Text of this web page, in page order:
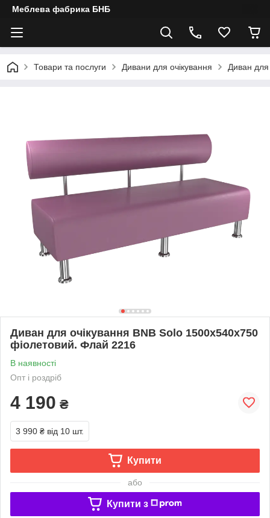
Меблева фабрика БНБ
Товари та послуги Дивани для очікування Диван
Диван для очікування BNB Solo 1500x540x750
фіолетовий. Флай 2216
В наявності
Опт і роздріб
4 190 ₴
3 990 ₴ від 10 шт.
Купити
або
Купити з